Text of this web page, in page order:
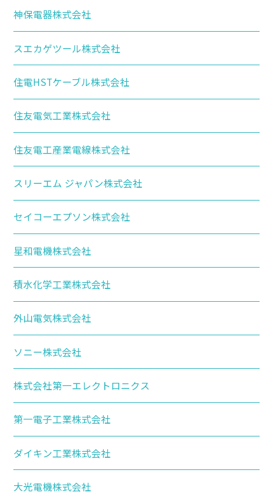
神保電器株式会社
スエカゲツール株式会社
住電HSTケーブル株式会社
住友電気工業株式会社
住友電工産業電線株式会社
スリーエム ジャパン株式会社
セイコーエプソン株式会社
星和電機株式会社
積水化学工業株式会社
外山電気株式会社
ソニー株式会社
株式会社第一エレクトロニクス
第一電子工業株式会社
ダイキン工業株式会社
大光電機株式会社